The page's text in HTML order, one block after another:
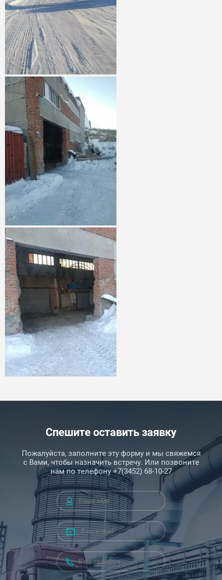
Спешите оставить заявку
Пожалуйста, заполните эту форму и мы свяжемся
с Вами, чтобы назначить встречу. Или позвоните
нам по телефону +7(3452) 68-10-27